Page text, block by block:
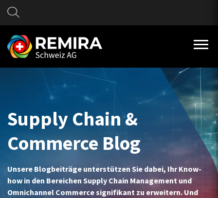
Supply Chain &
Commerce Blog
Unsere Blogbeiträge unterstützen Sie dabei, Ihr Know-
how in den Bereichen Supply Chain Management und
Omnichannel Commerce signifikant zu erweitern. Und